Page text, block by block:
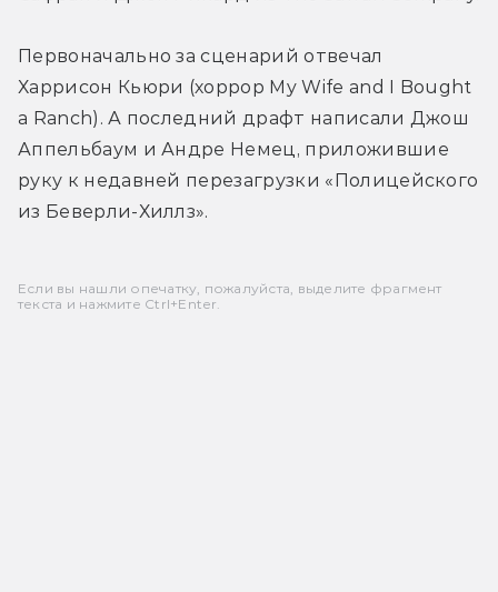
Первоначально за сценарий отвечал
Харрисон Кьюри (хоррор My Wife and I Bought
a Ranch). А последний драфт написали Джош
Аппельбаум и Андре Немец, приложившие
руку к недавней перезагрузки «Полицейского
из Беверли-Хиллз».
Если вы нашли опечатку, пожалуйста, выделите фрагмент
текста и нажмите Ctrl+Enter.